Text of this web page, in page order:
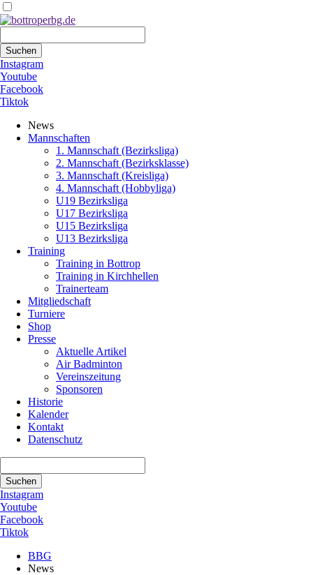
Suchen
Instagram
Youtube
Facebook
Tiktok
überspringen
News
Mannschaften
1. Mannschaft (Bezirksliga)
2. Mannschaft (Bezirksklasse)
3. Mannschaft (Kreisliga)
4. Mannschaft (Hobbyliga)
U19 Bezirksliga
U17 Bezirksliga
U15 Bezirksliga
U13 Bezirksliga
Training
Training in Bottrop
Training in Kirchhellen
Trainerteam
Mitgliedschaft
Turniere
Shop
Presse
Aktuelle Artikel
Air Badminton
Vereinszeitung
Sponsoren
Historie
Kalender
Kontakt
Datenschutz
Suchen
Instagram
Youtube
Facebook
Tiktok
BBG
News